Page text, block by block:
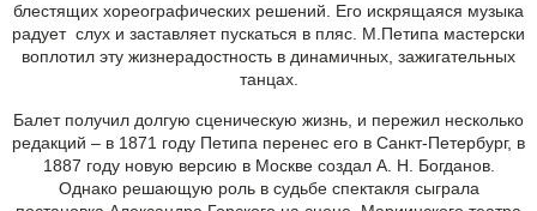
блестящих хореографических решений. Его искрящаяся музыка
радует слух и заставляет пускаться в пляс. М.Петипа мастерски
воплотил эту жизнерадостность в динамичных, зажигательных
танцах.
Балет получил долгую сценическую жизнь, и пережил несколько
редакций – в 1871 году Петипа перенес его в Санкт-Петербург, в
1887 году новую версию в Москве создал А. Н. Богданов.
Однако решающую роль в судьбе спектакля сыграла